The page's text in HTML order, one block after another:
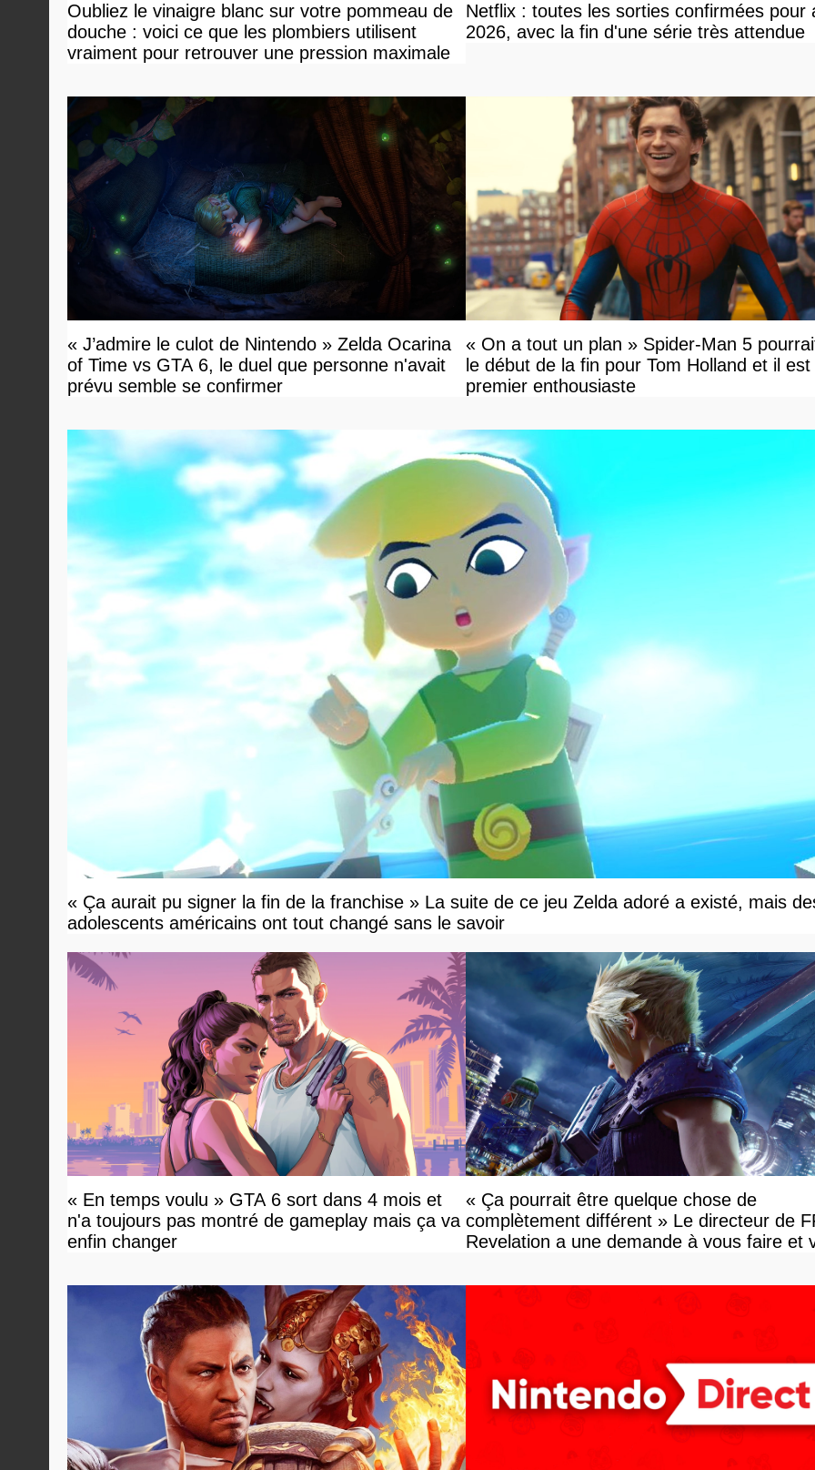
Oubliez le vinaigre blanc sur votre pommeau de
douche : voici ce que les plombiers utilisent
vraiment pour retrouver une pression maximale
Netflix : toutes les sorties confirmées pour
2026, avec la fin d'une série très attendue
« J’admire le culot de Nintendo » Zelda Ocarina
of Time vs GTA 6, le duel que personne n'avait
prévu semble se confirmer
« On a tout un plan » Spider-Man 5
le début de la fin pour Tom Holland et il est le
premier enthousiaste
« Ça aurait pu signer la fin de la franchise » La suite de ce jeu Zelda adoré a existé, mais
adolescents américains ont tout changé sans le savoir
« En temps voulu » GTA 6 sort dans 4 mois et
n'a toujours pas montré de gameplay mais ça va
enfin changer
« Ça pourrait être quelque chose de
complètement différent » Le directeur de
Revelation a une demande à vous faire et